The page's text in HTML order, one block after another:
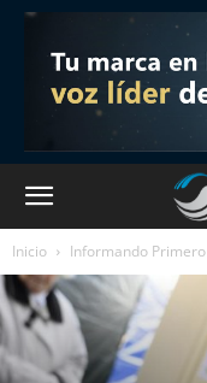
Inicio Informando Primero